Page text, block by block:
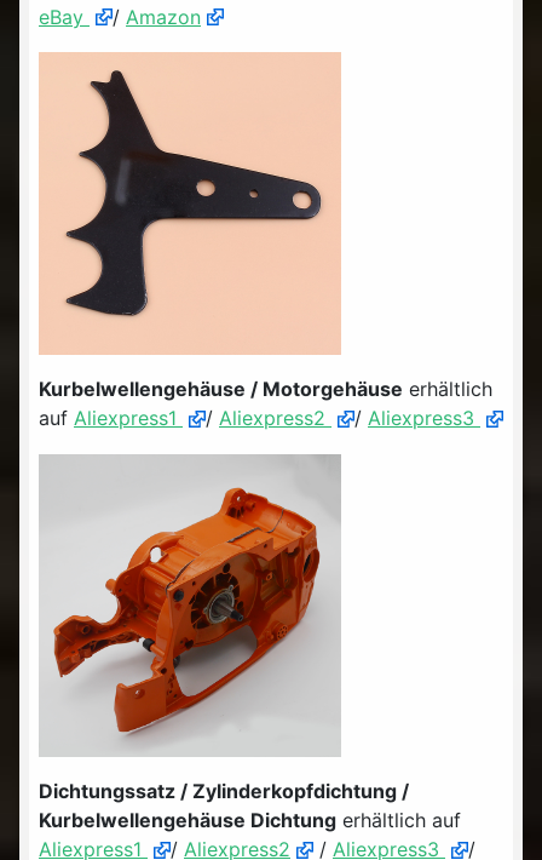
eBay
/ Amazon
Kurbelwellengehäuse / Motorgehäuse erhältlich
auf Aliexpress1 / Aliexpress2 / Aliexpress3
Dichtungssatz / Zylinderkopfdichtung /
Kurbelwellengehäuse Dichtung erhältlich auf
Aliexpress1
/ Aliexpress2 / Aliexpress3
/